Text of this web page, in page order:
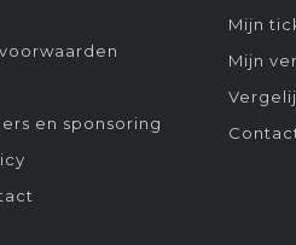
en sponsoring
Mijn
Mijn